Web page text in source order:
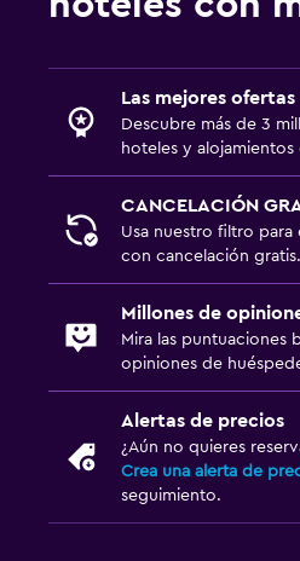
Las mejores
Descubre más de 3
hoteles y alojamientos
CANCELACIÓN
Usa nuestro filtro
con cancelación gratis.
Millones de
Mira las puntuaciones
opiniones de
Alertas de precios
¿Aún no quieres
Crea una alerta de
seguimiento.